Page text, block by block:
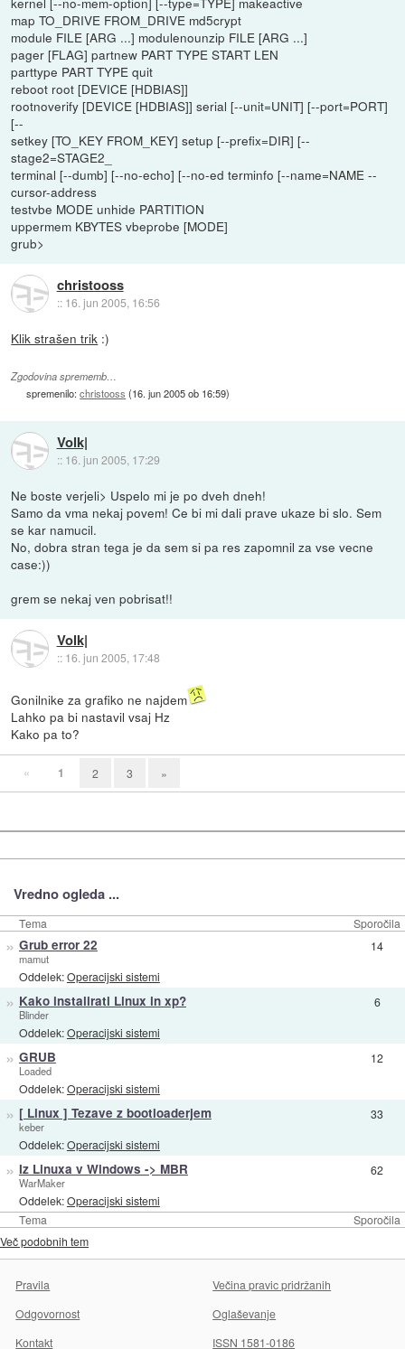
map TO_DRIVE FROM_DRIVE md5crypt
module FILE [ARG ...] modulenounzip FILE [ARG ...]
pager [FLAG] partnew PART TYPE START LEN
parttype PART TYPE quit
reboot root [DEVICE [HDBIAS]]
rootnoverify [DEVICE [HDBIAS]] serial [--unit=UNIT] [--port=PORT]
[--
setkey [TO_KEY FROM_KEY] setup [--prefix=DIR] [--
stage2=STAGE2_
terminal [--dumb] [--no-echo] [--no-ed terminfo [--name=NAME --
cursor-address
testvbe MODE unhide PARTITION
uppermem KBYTES vbeprobe [MODE]
grub>
christooss
:: 16. jun 2005, 16:56
Klik strašen trik :)
Zgodovina sprememb…
spremenilo:christooss (16. jun 2005 ob 16:59)
Volk|
:: 16. jun 2005, 17:29
Ne boste verjeli> Uspelo mi je po dveh dneh!
Samo da vma nekaj povem! Ce bi mi dali prave ukaze bi slo. Sem
se kar namucil.
No, dobra stran tega je da sem si pa res zapomnil za vse vecne
case:))
grem se nekaj ven pobrisat!!
Volk|
:: 16. jun 2005, 17:48
Gonilnike za grafiko ne najdem
Lahko pa bi nastavil vsaj Hz
Kako pa to?
« 1 2 3 »
Vredno ogleda ...
Tema Sporočila
Tema Sporočila
» Grub error 22
mamut
Oddelek:Operacijski sistemi
14
» Kako instalirati Linux in xp?
Blinder
Oddelek:Operacijski sistemi
6
» GRUB
Loaded
Oddelek:Operacijski sistemi
12
» [ Linux ] Tezave z bootloaderjem
keber
Oddelek:Operacijski sistemi
33
» Iz Linuxa v Windows -> MBR
WarMaker
Oddelek:Operacijski sistemi
62
Več podobnih tem
Pravila
Večina pravic pridržanih
Odgovornost
Oglaševanje
Kontakt
ISSN 1581-0186